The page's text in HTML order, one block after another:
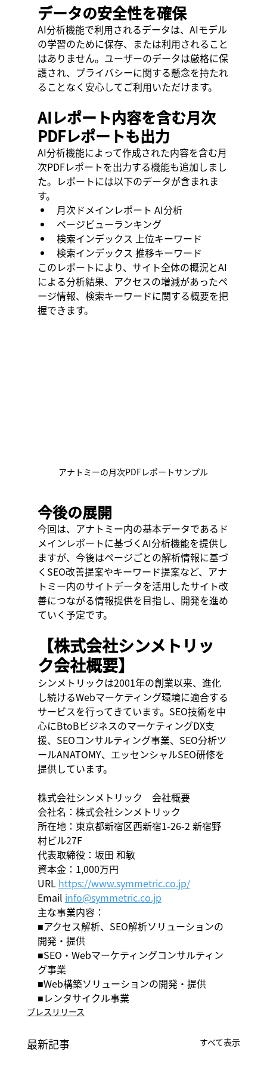
データの安全性を確保
AI分析機能で利用されるデータは、AIモデル
の学習のために保存、または利用されること
はありません。ユーザーのデータは厳格に保
護され、プライバシーに関する懸念を持たれ
ることなく安心してご利用いただけます。
AIレポート内容を含む月次
PDFレポートも出力
AI分析機能によって作成された内容を含む月
次PDFレポートを出力する機能も追加しまし
た。レポートには以下のデータが含まれま
す。
月次ドメインレポート AI分析
ページビューランキング
検索インデックス 上位キーワード
検索インデックス 推移キーワード
このレポートにより、サイト全体の概況とAI
による分析結果、アクセスの増減があったペ
ージ情報、検索キーワードに関する概要を把
握できます。
アナトミーの月次PDFレポートサンプル
今後の展開
今回は、アナトミー内の基本データであるド
メインレポートに基づくAI分析機能を提供し
ますが、今後はページごとの解析情報に基づ
くSEO改善提案やキーワード提案など、アナ
トミー内のサイトデータを活用したサイト改
善につながる情報提供を目指し、開発を進め
ていく予定です。
【株式会社シンメトリッ
ク会社概要】
シンメトリックは2001年の創業以来、進化
し続けるWebマーケティング環境に適合する
サービスを行ってきています。SEO技術を中
心にBtoBビジネスのマーケティングDX支
援、SEOコンサルティング事業、SEO分析ツ
ールANATOMY、エッセンシャルSEO研修を
提供しています。
株式会社シンメトリック　会社概要
会社名：株式会社シンメトリック
所在地： 東京都新宿区西新宿1-26-2 新宿野
村ビル27F
代表取締役：坂田 和敏
資本金：1,000万円
URL https://www.symmetric.co.jp/
Email info@symmetric.co.jp
主な事業内容：
■アクセス解析、SEO解析ソリューションの
開発・提供
■SEO・Webマーケティングコンサルティン
グ事業
■Web構築ソリューションの開発・提供
■レンタサイクル事業
プレスリリース
最新記事 すべて表示